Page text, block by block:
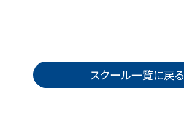
スクール一覧に戻る